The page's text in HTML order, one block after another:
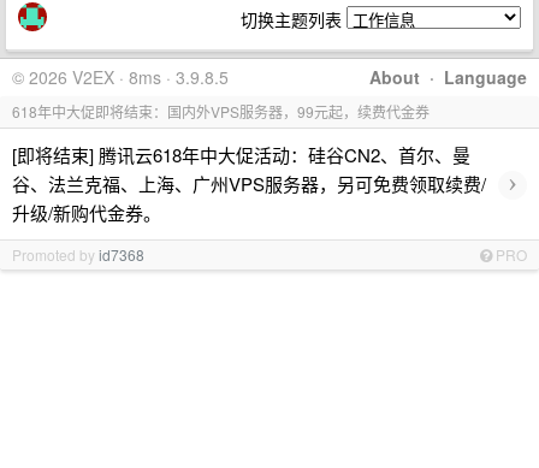
切换主题列表
About · Language
© 2026 V2EX · 8ms · 3.9.8.5
618年中大促即将结束：国内外VPS服务器，99元起，续费代金券
[即将结束] 腾讯云618年中大促活动：硅谷CN2、首尔、曼
谷、法兰克福、上海、广州VPS服务器，另可免费领取续费/
升级/新购代金券。
›
Promoted byid7368 PRO